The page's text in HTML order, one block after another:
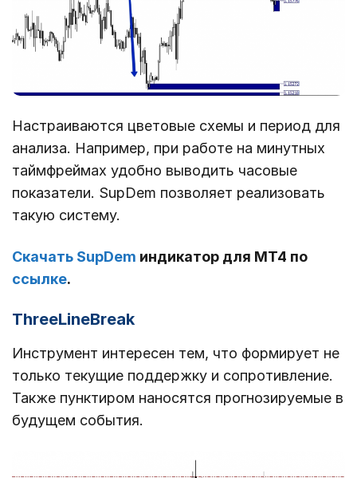
Настраиваются цветовые схемы и период для
анализа. Например, при работе на минутных
таймфреймах удобно выводить часовые
показатели. SupDem позволяет реализовать
такую систему.
Скачать SupDem индикатор для МТ4 по
ссылке.
ThreeLineBreak
Инструмент интересен тем, что формирует не
только текущие поддержку и сопротивление.
Также пунктиром наносятся прогнозируемые в
будущем события.